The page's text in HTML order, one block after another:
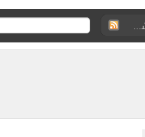
القاضي المزيف: اشتريت بدلتين من سوق الجمعة واستأجرت بودي جارد عشان أتقن الشخصية